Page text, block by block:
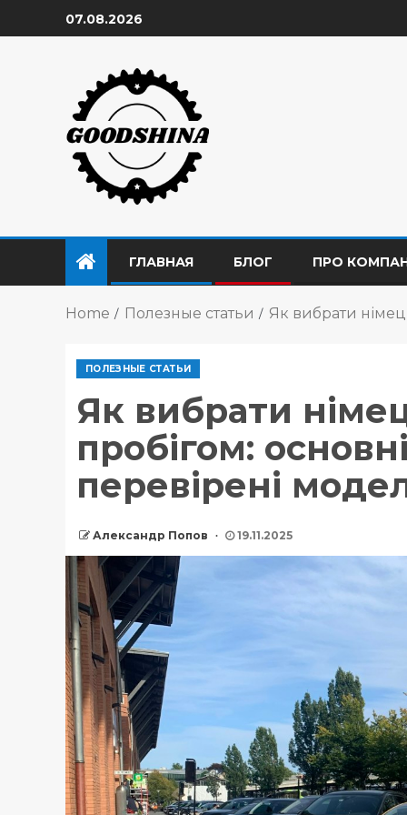
07.08.2026
ГЛАВНАЯ БЛОГ ПРО
Home Полезные статьи Як вибрати
ПОЛЕЗНЫЕ СТАТЬИ
Як вибрати
пробігом:
перевірені
Александр Попов 19.11.2025